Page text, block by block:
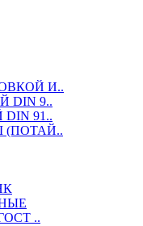
И..
DIN 9..
91..
(ПОТАЙ..
..